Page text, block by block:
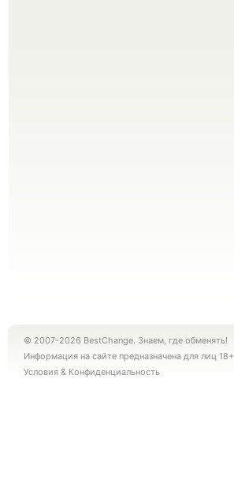
© 2007-2026 BestChange. Знаем, где обменять!
Информация на сайте предназначена для лиц 18+
Условия & Конфиденциальность